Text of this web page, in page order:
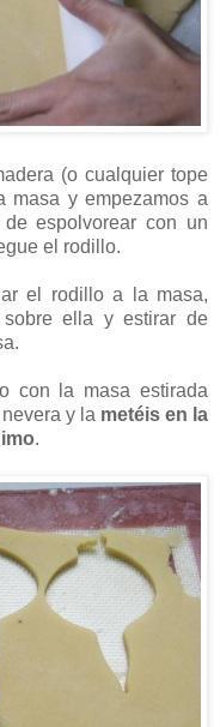
(o cualquier tope
y empezamos a
espolvorear con un
el rodillo.
el rodillo a la masa,
ella y estirar de
con la masa estirada
y la metéis en la
.